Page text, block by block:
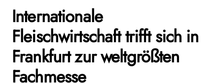
Internationale
Fleischwirtschaft trifft sich in
Frankfurt zur weltgrößten
Fachmesse